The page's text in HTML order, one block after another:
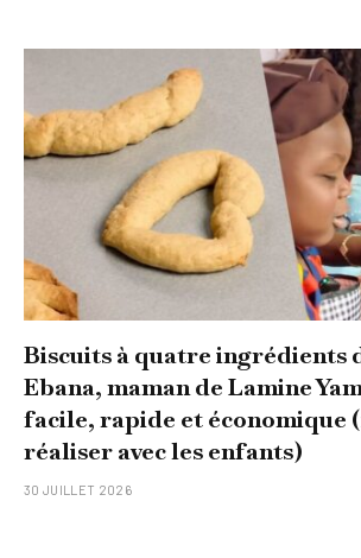
Biscuits à quatre ingrédients
Ebana, maman de Lamine
facile, rapide et économique
réaliser avec les enfants)
30 JUILLET 2026